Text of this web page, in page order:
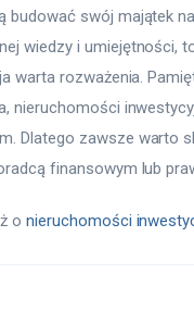
budować swój majątek
wiedzy i umiejętności,
warta rozważenia.
nieruchomości
Dlatego zawsze warto
finansowym lub
o nieruchomości